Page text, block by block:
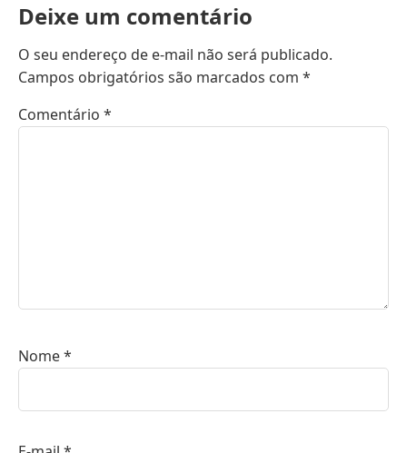
Deixe um comentário
O seu endereço de e-mail não será publicado.
Campos obrigatórios são marcados com *
Comentário *
Nome*